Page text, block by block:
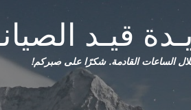
قيـد
الساعات القادمة. شكرًا على صبركم!